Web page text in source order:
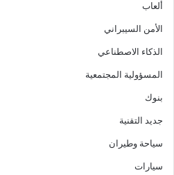
ألعاب
الأمن السيبراني
الذكاء الاصطناعي
المسؤولية المجتمعية
بنوك
جديد التقنية
سياحة وطيران
سيارات